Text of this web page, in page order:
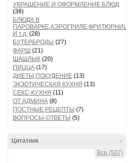
УКРАШЕНИЕ И ОФОРМЛЕНИЕ БЛЮД
(38)
БЛЮДА В
ПАРОВАРКЕ,АЭРОГРИЛЕ,ФРИТЮРНИЦЕ
И т.д. (28)
БУТЕРБРОДЫ (27)
ФАРШ (21)
ШАШЛЫК (20)
ПИЦЦА (17)
ДИЕТЫ,ПОХУДЕНИЕ (13)
ЭКЗОТИЧЕСКАЯ КУХНЯ (13)
СЕКС-КУХНЯ (11)
ОТ АДМИНА (8)
ПОСТНЫЕ РЕЦЕПТЫ (7)
ВОПРОСЫ-ОТВЕТЫ (5)
-
Цитатник
Все (507)